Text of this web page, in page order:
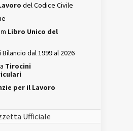
del Codice Civile
Libro Unico del
dal 1999 al 2026
Tirocini
per il Lavoro
Ufficiale